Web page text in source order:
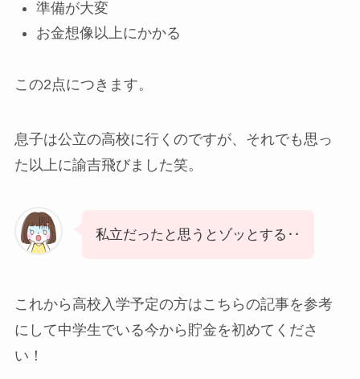
準備が大変
お金想像以上にかかる
この2点につきます。
息子は公立の高校に行くのですが、それでも思っ
た以上に諭吉飛びました笑。
私立だったと思うとゾッとする‥
これから高校入学予定の方はこちらの記事を参考
にして中学生でいる今から貯金を初めてくださ
い！